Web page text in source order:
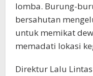
lomba. Burung-
bersahutan
untuk memikat
memadati lokasi
Direktur Lalu